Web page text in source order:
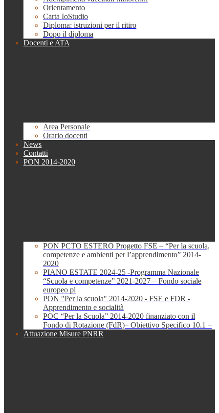
Orientamento
Carta IoStudio
Diploma: istruzioni per il ritiro
Dopo il diploma
Docenti e ATA
Area Personale
Orario docenti
News
Contatti
PON 2014-2020
PON PCTO ESTERO Progetto FSE – “Per la scuola,
competenze e ambienti per l’apprendimento” 2014-
2020
PIANO ESTATE 2024-25 -Programma Nazionale
“Scuola e competenze” 2021-2027 – Fondo sociale
europeo pl
PON "Per la scuola" 2014-2020 - FSE e FDR -
Apprendimento e socialità
POC “Per la Scuola” 2014-2020 finanziato con il
Fondo di Rotazione (FdR)– Obiettivo Specifico 10.1 –
Attuazione Misure PNRR